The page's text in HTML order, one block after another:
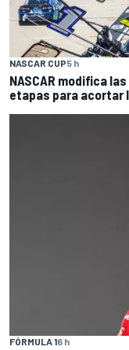
NASCAR CUP5 h
NASCAR modifica
etapas para acortar
FÓRMULA 16 h